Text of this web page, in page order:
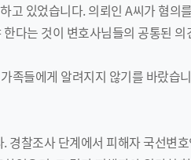
고 있었습니다. 의뢰인 A씨가 혐의
다는 것이 변호사님들의 공통된
족들에게 알려지지 않기를 바랐습
찰조사 단계에서 피해자 국선변